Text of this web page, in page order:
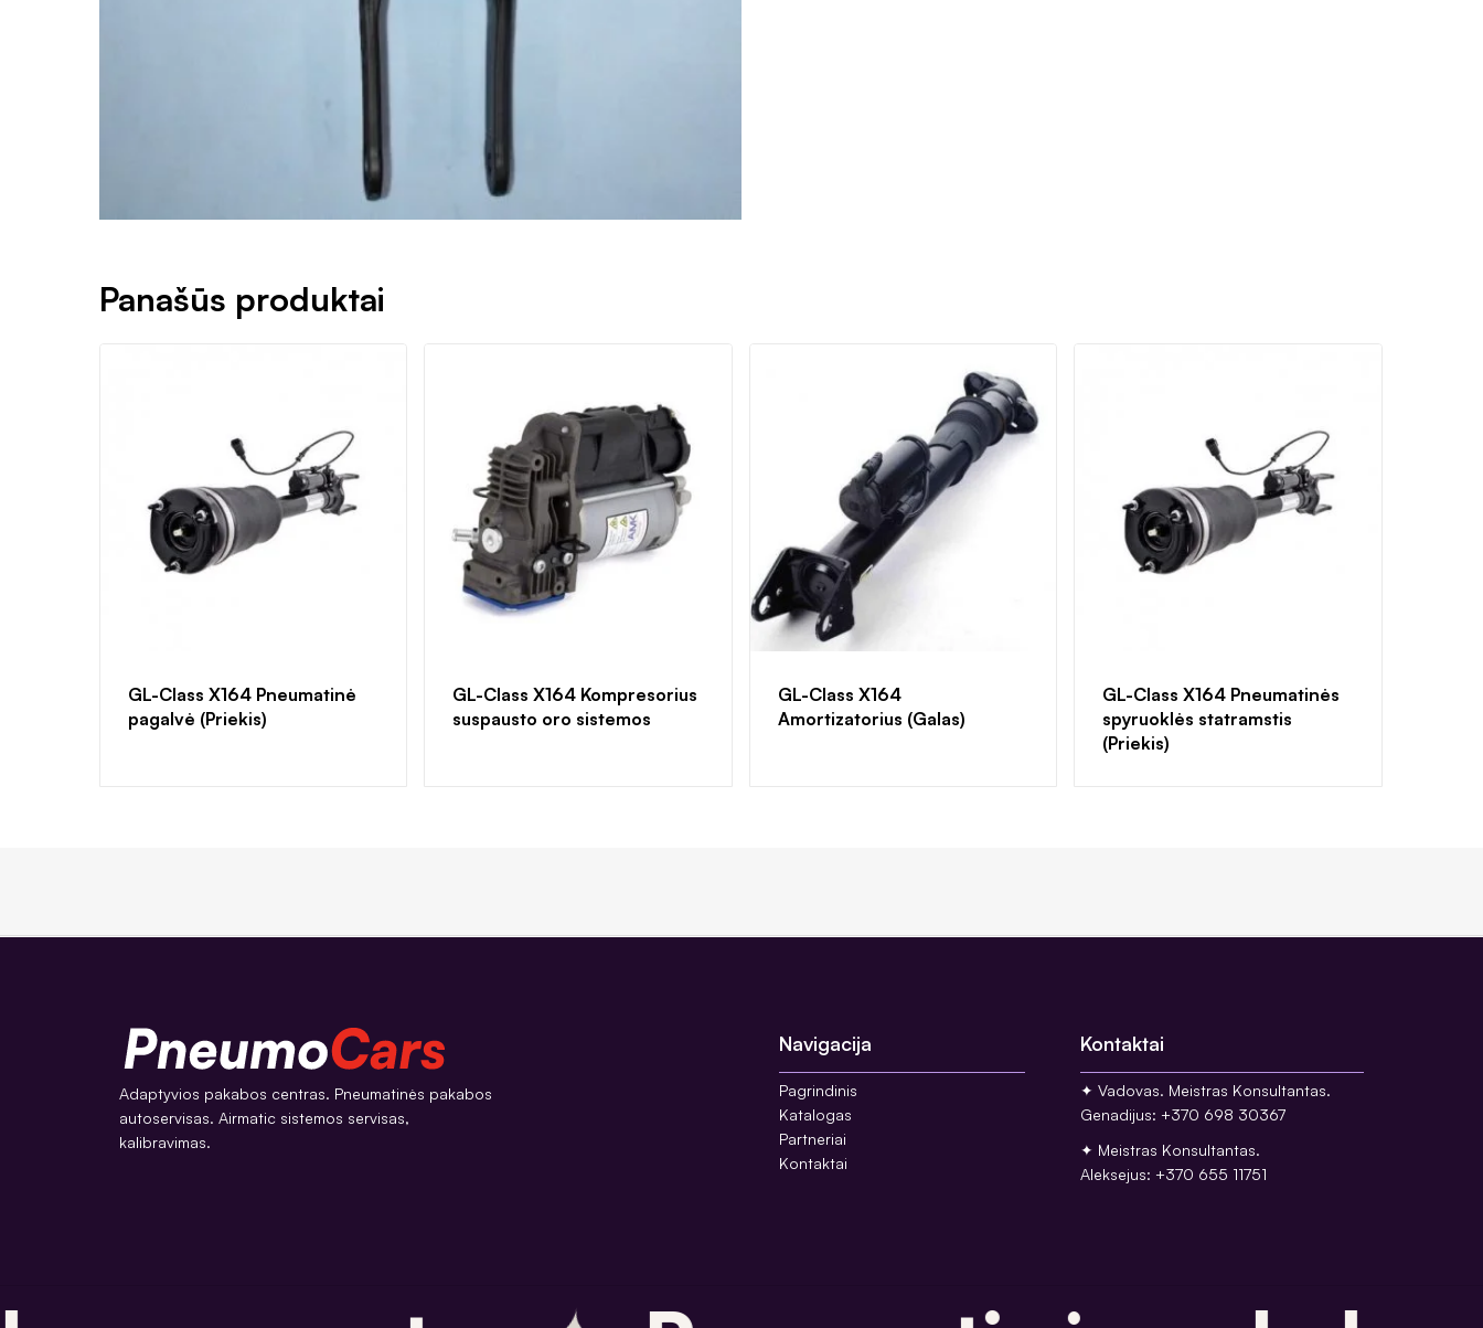
Panašūs produktai
GL-Class X164 Pneumatinė
pagalvė (Priekis)
GL-Class X164 Kompresorius
suspausto oro sistemos
GL-Class X164
Amortizatorius (Galas)
GL-Class X164 Pneumatinės
spyruoklės statramstis
(Priekis)
Adaptyvios pakabos centras. Pneumatinės pakabos
autoservisas. Airmatic sistemos servisas,
kalibravimas.
Navigacija
Pagrindinis
Katalogas
Partneriai
Kontaktai
Kontaktai
✦ Vadovas. Meistras Konsultantas.
Genadijus: +370 698 30367
✦ Meistras Konsultantas.
Aleksejus: +370 655 11751